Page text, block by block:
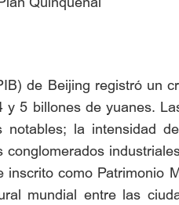
de Beijing registró un
5 billones de yuanes.
notables; la intensidad
como Patrimonio
mundial entre las